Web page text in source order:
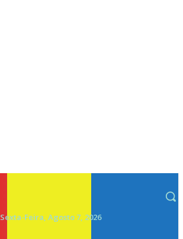
Sexta-Feira, Agosto 7, 2026